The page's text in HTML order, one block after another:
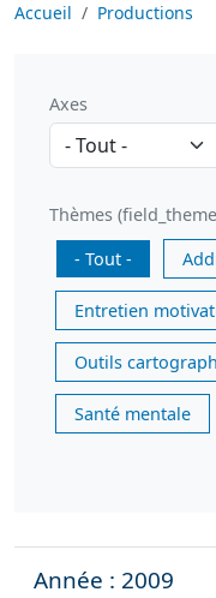
Accueil Productions
Axes
Thèmes
- Tout -
Entretien
Outils
Santé mentale
Année : 2009